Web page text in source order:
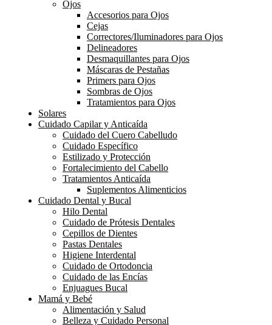
Ojos
Accesorios para Ojos
Cejas
Correctores/Iluminadores para Ojos
Delineadores
Desmaquillantes para Ojos
Máscaras de Pestañas
Primers para Ojos
Sombras de Ojos
Tratamientos para Ojos
Solares
Cuidado Capilar y Anticaída
Cuidado del Cuero Cabelludo
Cuidado Específico
Estilizado y Protección
Fortalecimiento del Cabello
Tratamientos Anticaída
Suplementos Alimenticios
Cuidado Dental y Bucal
Hilo Dental
Cuidado de Prótesis Dentales
Cepillos de Dientes
Pastas Dentales
Higiene Interdental
Cuidado de Ortodoncia
Cuidado de las Encías
Enjuagues Bucal
Mamá y Bebé
Alimentación y Salud
Belleza y Cuidado Personal